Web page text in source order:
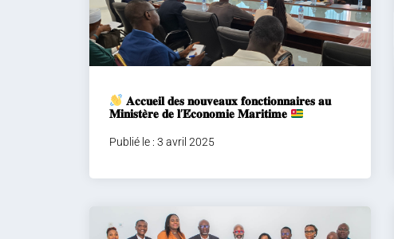
𝐀𝐜𝐜𝐮𝐞𝐢𝐥 𝐝𝐞𝐬 𝐧𝐨𝐮𝐯𝐞𝐚𝐮𝐱 𝐟𝐨𝐧𝐜𝐭𝐢𝐨𝐧𝐧𝐚𝐢𝐫𝐞𝐬 𝐚𝐮
𝐌𝐢𝐧𝐢𝐬𝐭𝐞̀𝐫𝐞 𝐝𝐞 𝐥’𝐄́𝐜𝐨𝐧𝐨𝐦𝐢𝐞 𝐌𝐚𝐫𝐢𝐭𝐢𝐦𝐞
Publié le : 3 avril 2025